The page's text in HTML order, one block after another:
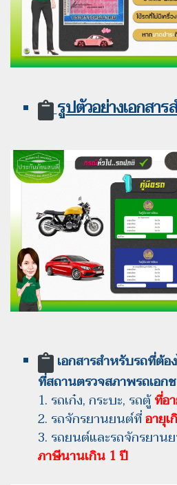
รูปตัวอย่างเอกสา
เอกสารสำหรับรถที่ต้อ
ที่สถานตรวจสภาพรถเอก
1. รถเก๋ง, กระบะ, รถตู้ที่อ
2. รถจักรยานยนต์ที่อายุ
3. รถยนต์และรถจักรยา
ภาษีนานเกิน 1 ปี